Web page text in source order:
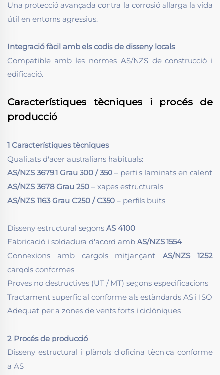
Una protecció avançada contra la corrosió allarga la vida
útil en entorns agressius.
Integració fàcil amb els codis de disseny locals
Compatible amb les normes AS/NZS de construcció i
edificació.
Característiques tècniques i procés de
producció
1 Característiques tècniques
Qualitats d'acer australians habituals:
AS/NZS 3679.1 Grau 300 / 350 – perfils laminats en calent
AS/NZS 3678 Grau 250 – xapes estructurals
AS/NZS 1163 Grau C250 / C350 – perfils buits
Disseny estructural segons AS 4100
Fabricació i soldadura d'acord amb AS/NZS 1554
Connexions amb cargols mitjançantAS/NZS 1252
cargols conformes
Proves no destructives (UT / MT) segons especificacions
Tractament superficial conforme als estàndards AS i ISO
Adequat per a zones de vents forts i ciclòniques
2 Procés de producció
Disseny estructural i plànols d'oficina tècnica conforme
a AS